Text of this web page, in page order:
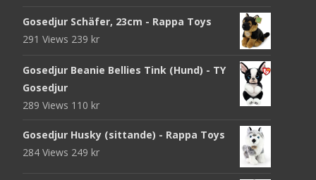
Gosedjur Schäfer, 23cm - Rappa Toys
291 Views 239 kr
Gosedjur Beanie Bellies Tink (Hund) - TY
Gosedjur
289 Views 110 kr
Gosedjur Husky (sittande) - Rappa Toys
284 Views 249 kr